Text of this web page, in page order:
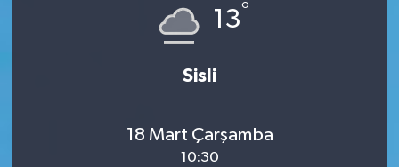
13°
Sisli
18 Mart Çarşamba
10:30